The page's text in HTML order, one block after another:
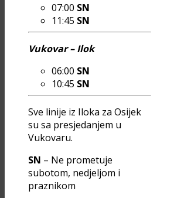
07:00 SN
11:45 SN
Vukovar – Ilok
06:00 SN
10:45 SN
Sve linije iz Iloka za Osijek
su sa presjedanjem u
Vukovaru.
SN – Ne prometuje
subotom, nedjeljom i
praznikom